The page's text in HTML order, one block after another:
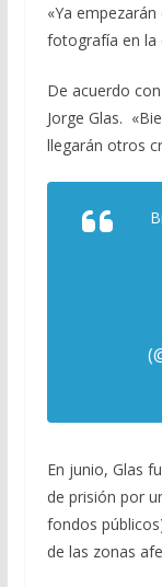
«Ya
fotografía en la
De acuerdo
Jorge Glas.
llegarán otros
En junio, Glas
de prisión por
fondos
de las zonas